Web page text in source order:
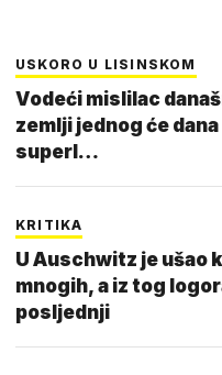
USKORO U LISINSKOM
Vodeći mislilac
zemlji jednog će
superl…
KRITIKA
U Auschwitz je ušao
mnogih, a iz tog
posljednji